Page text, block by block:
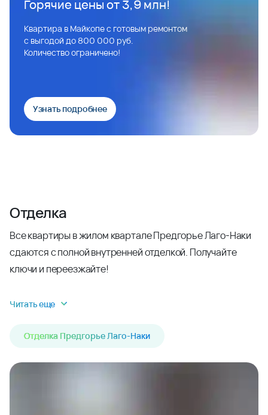
Горячие цены от 3,9 млн!
Квартира в Майкопе с готовым ремонтом
с выгодой до 800 000 руб.
Количество ограничено!
Узнать подробнее
Отделка
Все квартиры в жилом квартале Предгорье Лаго-Наки
сдаются с полной внутренней отделкой. Получайте
ключи и переезжайте!
Читать еще
Отделка Предгорье Лаго-Наки